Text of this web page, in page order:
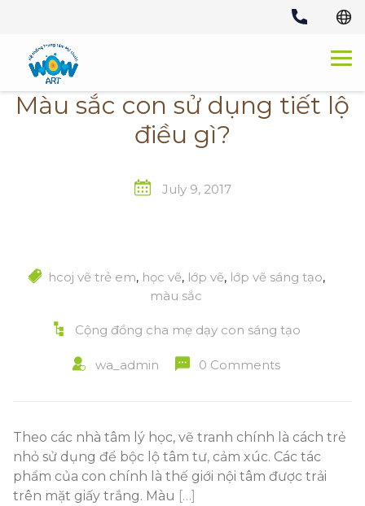
content
Màu sắc con sử dụng tiết lộ
điều gì?
July 9, 2017
hcoj vẽ trẻ em, học vẽ, lớp vẽ, lớp vẽ sáng tạo,
màu sắc
Cộng đồng cha mẹ dạy con sáng tạo
wa_admin 0 Comments
Theo các nhà tâm lý học, vẽ tranh chính là cách trẻ
nhỏ sử dụng để bộc lộ tâm tư, cảm xúc. Các tác
phẩm của con chính là thế giới nội tâm được trải
trên mặt giấy trắng. Màu […]